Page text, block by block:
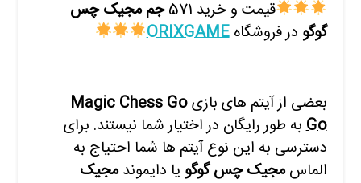
قیمت و خرید 571
جم مجیک چس
گوگو در فروشگاهORIXGAME
بعضی از آیتم های بازیMagic Chess Go
Goبه طور رایگان در اختیار شما نیستند. برای
دسترسی به این نوع آیتم ها شما احتیاج به
الماسمجیک چس گوگو یا دایموندمجیک